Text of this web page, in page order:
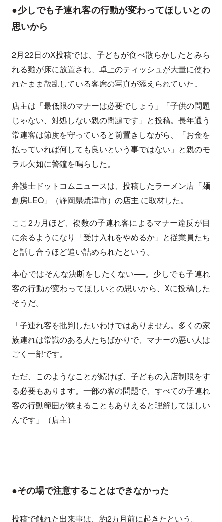
●少しでも子連れ客の行動が変わってほしいとの
思いから
2月22日のX投稿では、子どもが食べ散らかしたとみら
れる麺が床に放置され、卓上のティッシュが大量に使わ
れたまま散乱している客席の写真が添えられていた。
店主は「最低限のマナーは必要でしょう」「子供の問題
じゃない、対処しない親の問題です」と投稿。長年通う
常連客は節度を守っていると前置きしながら、「お金を
払っていれば何しても良いという事ではない」と親のモ
ラル欠如に警鐘を鳴らした。
弁護士ドットコムニュースは、投稿したラーメン店「麺
創房LEO」（静岡県焼津市）の店主 に取材した。
ここ2カ月ほど、複数の子連れ客によるマナー違反が目
に余るようになり「受け入れをやめるか」と従業員たち
と話し合うほど追い詰められたという。
本心ではそんな決断をしたくない──。少しでも子連れ
客の行動が変わってほしいとの思いから、Xに投稿した
そうだ。
「子連れ客を批判したいわけではありません。多くの家
族連れは常識のある人たちばかりで、マナーの悪い人は
ごく一部です。
ただ、このようなことが続けば、子どもの入店制限をす
る必要もあります。一部の客の問題で、すべての子連れ
客の行動範囲が狭まることもありえると理解してほしい
んです」（店主）
●その場で注意することはできなかった
投稿で触れた出来事は、約2カ月前に起きたという。